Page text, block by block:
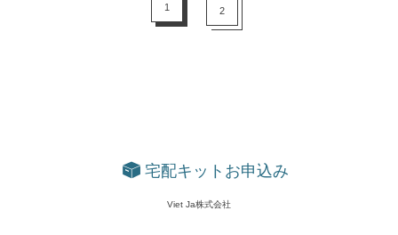
1 2
宅配キットお申込み
Viet Ja株式会社